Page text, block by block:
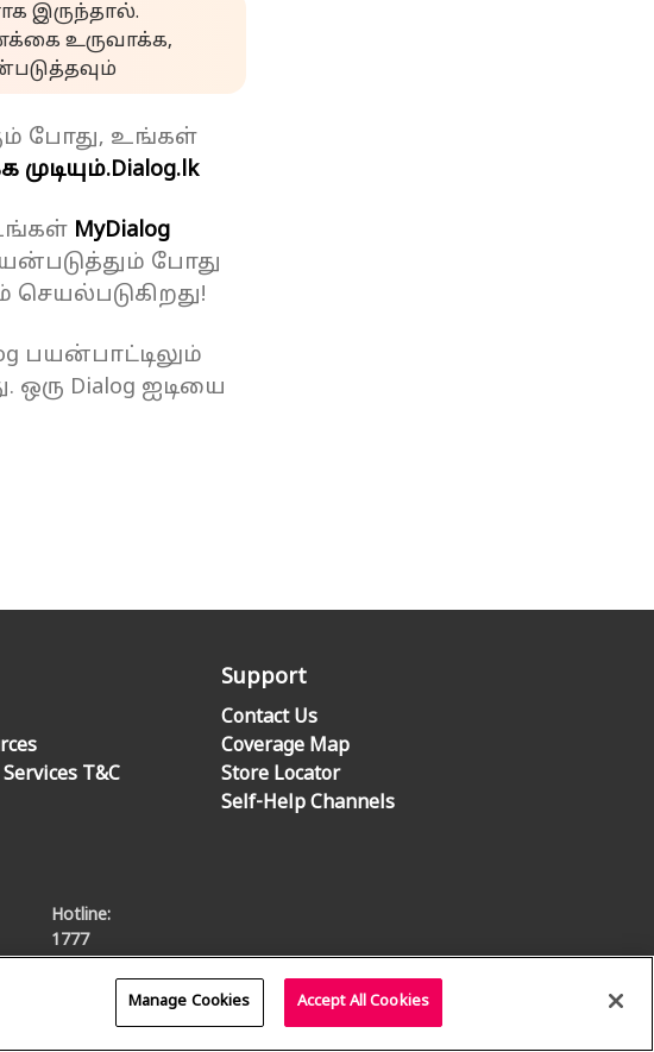
இருந்தால்.
உருவாக்க,
போது, உங்கள்
Dialog.lk
MyDialog
போது
செயல்படுகிறது!
பயன்பாட்டிலும்
Dialog ஐடியை
T&C
Support
Contact Us
Coverage Map
Store Locator
Self-Help Channels
Hotline:
1777
Manage Cookies Accept All Cookies